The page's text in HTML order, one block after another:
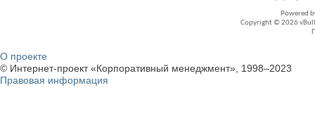
Powered
Copyright © 2026
О проекте
© Интернет-проект «Корпоративный менеджмент», 1998–2023
Правовая информация